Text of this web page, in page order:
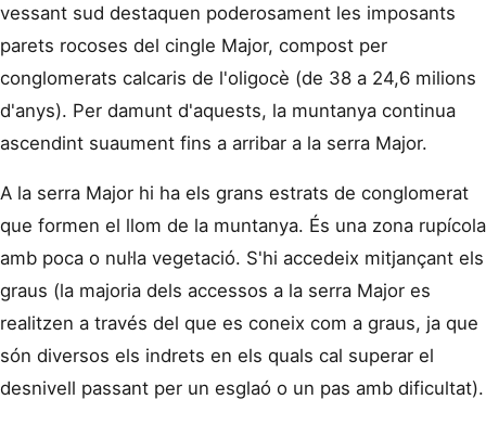
vessant sud destaquen poderosament les imposants
parets rocoses del cingle Major, compost per
conglomerats calcaris de l'oligocè (de 38 a 24,6 milions
d'anys). Per damunt d'aquests, la muntanya continua
ascendint suaument fins a arribar a la serra Major.
A la serra Major hi ha els grans estrats de conglomerat
que formen el llom de la muntanya. És una zona rupícola
amb poca o nul·la vegetació. S'hi accedeix mitjançant els
graus (la majoria dels accessos a la serra Major es
realitzen a través del que es coneix com a graus, ja que
són diversos els indrets en els quals cal superar el
desnivell passant per un esglaó o un pas amb dificultat).